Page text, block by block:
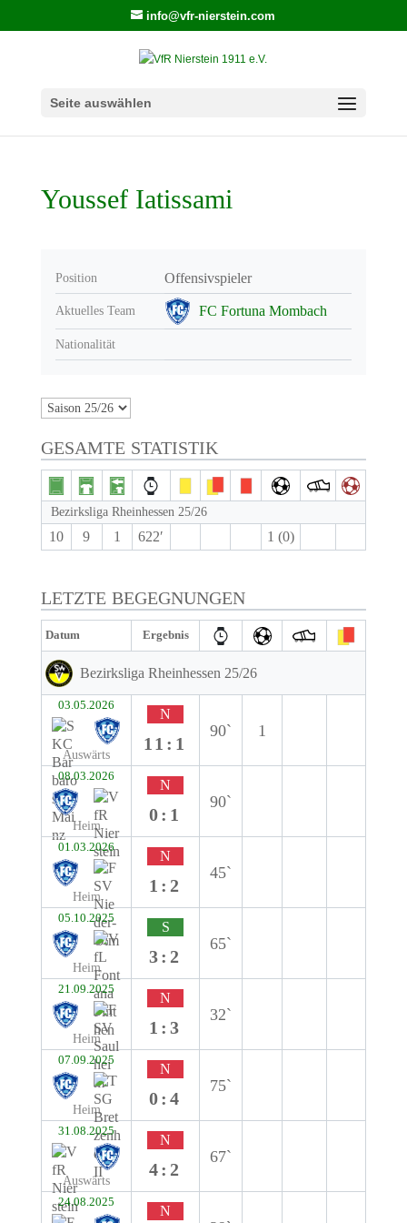
info@vfr-nierstein.com
Seite auswählen
Youssef Iatissami
Position Offensivspieler
Aktuelles Team FC Fortuna Mombach
Nationalität
GESAMTE STATISTIK
Bezirksliga Rheinhessen 25/26
10 9 1 622′ 1 (0)
LETZTE BEGEGNUNGEN
Datum Ergebnis
Bezirksliga Rheinhessen 25/26
03.05.2026
Auswärts
N
11:1
90` 1
08.03.2026
Heim
N
0:1
90`
01.03.2026
Heim
N
1:2
45`
05.10.2025
Heim
S
3:2
65`
21.09.2025
Heim
N
1:3
32`
07.09.2025
Heim
N
0:4
75`
31.08.2025
Auswärts
N
4:2
67`
24.08.2025
N